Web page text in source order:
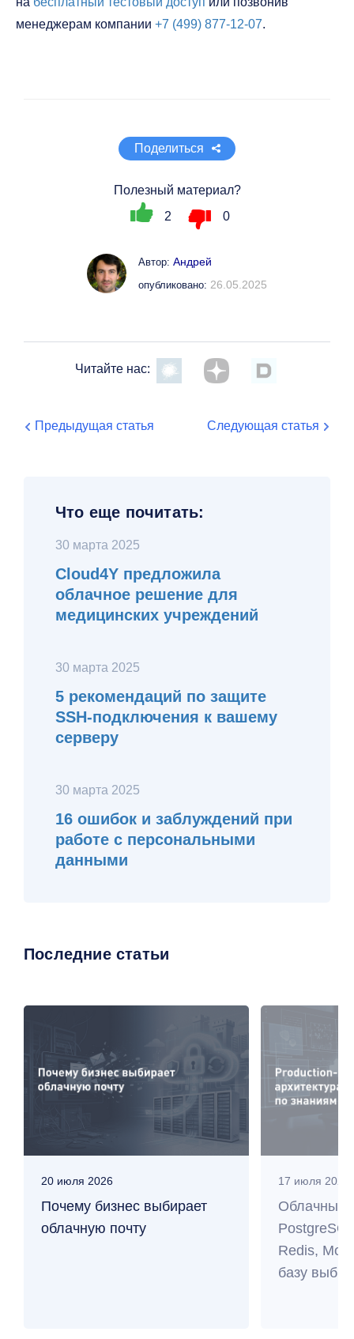
менеджерам компании +7 (499) 877-12-07.
Поделиться
Полезный материал?
2
0
Автор: Андрей
опубликовано: 26.05.2025
Читайте нас:
Предыдущая статья Следующая статья
Что еще почитать:
30 марта 2025
Cloud4Y предложила
облачное решение для
медицинских учреждений
30 марта 2025
5 рекомендаций по защите
SSH-подключения к вашему
серверу
30 марта 2025
16 ошибок и заблуждений при
работе с персональными
данными
Последние статьи
20 июля 2026
Почему бизнес выбирает
облачную почту
17 июля 2026
Облачные
Redis,
базу